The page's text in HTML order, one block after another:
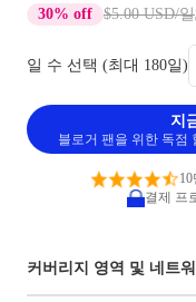
30% off $5.00 USD/일
일 수 선택 (최대 180일)
지
블로거 팬을 위한 독점
결제 프
커버리지 영역 및 네트